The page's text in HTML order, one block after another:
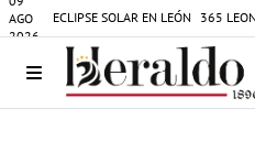
AGO
2026
ECLIPSE SOLAR EN LEÓN 365